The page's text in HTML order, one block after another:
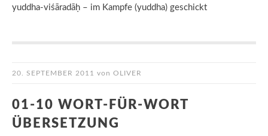
yuddha-viśāradāḥ – im Kampfe (yuddha) geschickt
20. SEPTEMBER 2011 von OLIVER
01-10 WORT-FÜR-WORT
ÜBERSETZUNG